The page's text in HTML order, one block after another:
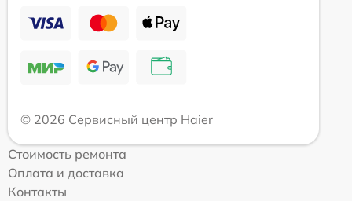
© 2026 Сервисный центр Haier
Стоимость ремонта
Оплата и доставка
Контакты